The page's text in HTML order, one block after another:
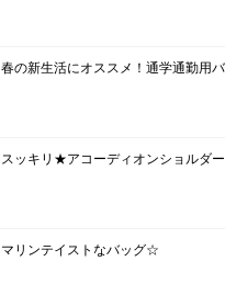
春の新生活にオススメ！通学通勤用
スッキリ★アコーディオンショルダ
マリンテイストなバッグ☆